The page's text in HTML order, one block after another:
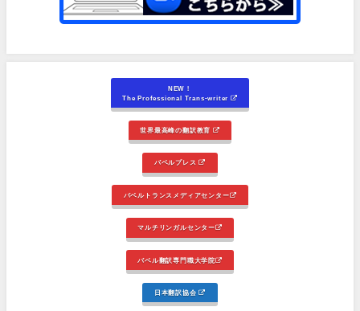
NEW！
The Professional Trans-writer
世界最高峰の翻訳教育
バベルプレス
バベルトランスメディアセンター
マルチリンガルセンター
バベル翻訳専門職大学院
日本翻訳協会